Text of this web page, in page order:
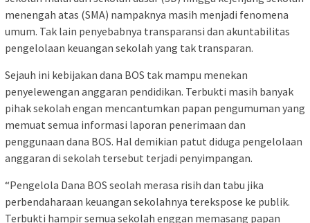
menengah atas (SMA) nampaknya masih menjadi fenomena
umum. Tak lain penyebabnya transparansi dan akuntabilitas
pengelolaan keuangan sekolah yang tak transparan.
Sejauh ini kebijakan dana BOS tak mampu menekan
penyelewengan anggaran pendidikan. Terbukti masih banyak
pihak sekolah engan mencantumkan papan pengumuman yang
memuat semua informasi laporan penerimaan dan
penggunaan dana BOS. Hal demikian patut diduga pengelolaan
anggaran di sekolah tersebut terjadi penyimpangan.
“Pengelola Dana BOS seolah merasa risih dan tabu jika
perbendaharaan keuangan sekolahnya terekspose ke publik.
Terbukti hampir semua sekolah enggan memasang papan